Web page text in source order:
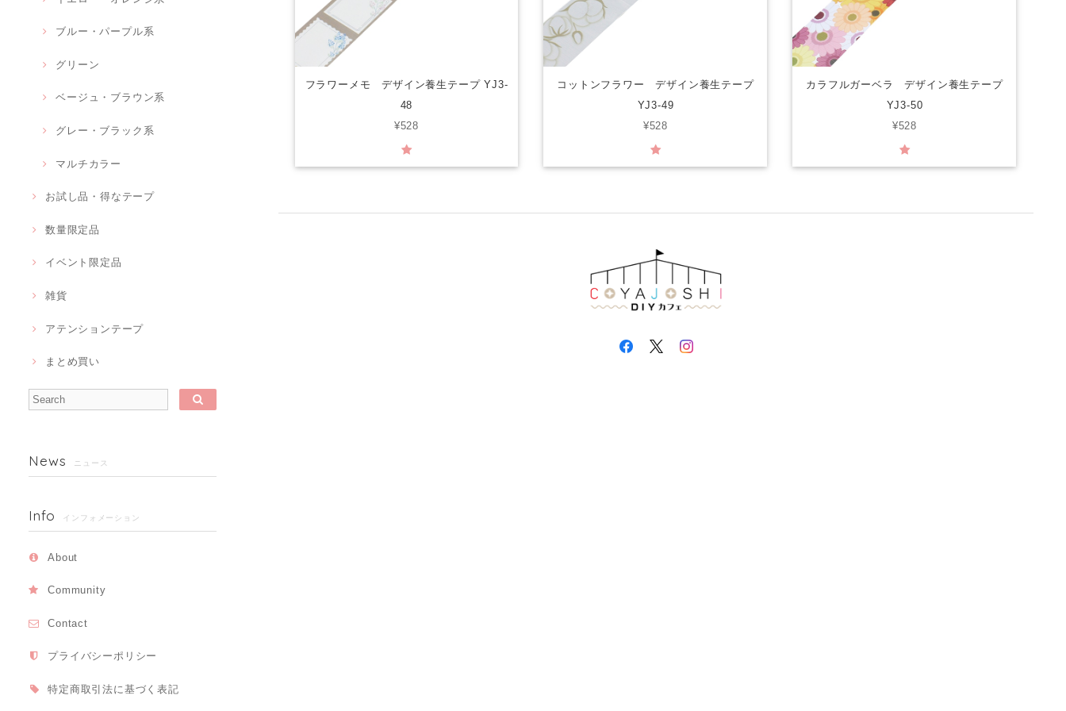
ブルー・パープル系
グリーン
ベージュ・ブラウン系
グレー・ブラック系
マルチカラー
お試し品・得なテープ
数量限定品
イベント限定品
雑貨
アテンションテープ
まとめ買い
News ニュース
Info インフォメーション
About
Community
Contact
プライバシーポリシー
特定商取引法に基づく表記
フラワーメモ デザイン養生テープ YJ3-
48
¥528
コットンフラワー デザイン養生テープ
YJ3-49
¥528
カラフルガーベラ デザイン養生テープ
YJ3-50
¥528